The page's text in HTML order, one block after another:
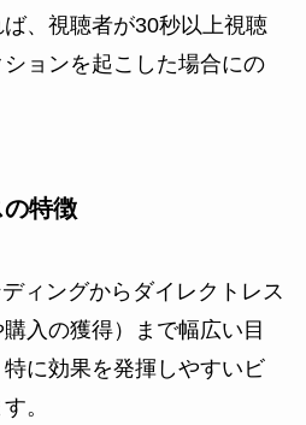
、視聴者が30秒以上視聴
ョンを起こした場合にの
特徴
ィングからダイレクトレス
入の獲得）まで幅広い目
に効果を発揮しやすいビ
。